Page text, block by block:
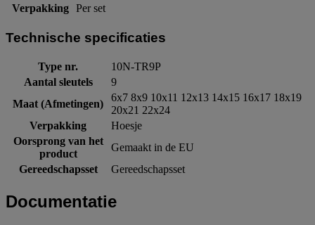
Verpakking Per set
Technische specificaties
Type nr.
10N-TR9P
Aantal sleutels
9
Maat (Afmetingen)
6x7 8x9 10x11 12x13 14x15 16x17 18x19
20x21 22x24
Verpakking
Hoesje
Oorsprong van het
product
Gemaakt in de EU
Gereedschapsset
Gereedschapsset
Documentatie